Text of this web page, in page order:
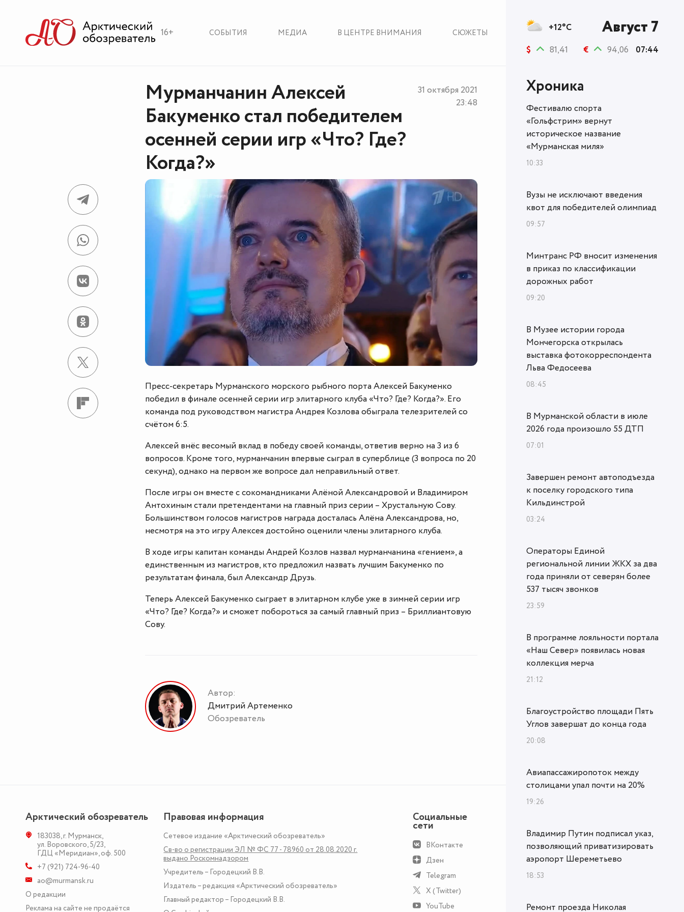
16+ СОБЫТИЯ МЕДИА В ЦЕНТРЕ ВНИМАНИЯ СЮЖЕТЫ
Мурманчанин Алексей
Бакуменко стал победителем
осенней серии игр «Что? Где?
Когда?»
31 октября 2021
23:48
Пресс-секретарь Мурманского морского рыбного порта Алексей Бакуменко
победил в финале осенней серии игр элитарного клуба «Что? Где? Когда?». Его
команда под руководством магистра Андрея Козлова обыграла телезрителей со
счётом 6:5.
Алексей внёс весомый вклад в победу своей команды, ответив верно на 3 из 6
вопросов. Кроме того, мурманчанин впервые сыграл в суперблице (3 вопроса по 20
секунд), однако на первом же вопросе дал неправильный ответ.
После игры он вместе с сокомандниками Алёной Александровой и Владимиром
Антохиным стали претендентами на главный приз серии – Хрустальную Сову.
Большинством голосов магистров награда досталась Алёна Александрова, но,
несмотря на это игру Алексея достойно оценили члены элитарного клуба.
В ходе игры капитан команды Андрей Козлов назвал мурманчанина «гением», а
единственным из магистров, кто предложил назвать лучшим Бакуменко по
результатам финала, был Александр Друзь.
Теперь Алексей Бакуменко сыграет в элитарном клубе уже в зимней серии игр
«Что? Где? Когда?» и сможет побороться за самый главный приз – Бриллиантовую
Сову.
Автор:
Дмитрий Артеменко
Обозреватель
Арктический обозреватель
183038,г. Мурманск,
ул. Воровского, 5/23,
ГДЦ «Меридиан», оф. 500
+7 (921) 724-96-40
ao@murmansk.ru
О редакции
Реклама на сайте не продаётся
Правовая информация
Сетевое издание «Арктический обозреватель»
Св-во о регистрации ЭЛ № ФС 77 - 78960 от 28.08.2020 г.
выдано Роскомнадзором
Учредитель – Городецкий В.В.
Издатель – редакция «Арктический обозреватель»
Главный редактор – Городецкий В.В.
Социальные
сети
ВКонтакте
Дзен
Telegram
X (Twitter)
YouTube
+12°C Август 7
$ 81,41 € 94,06 07:44
Хроника
Фестивалю спорта
«Гольфстрим» вернут
историческое название
«Мурманская миля»
10:33
Вузы не исключают введения
квот для победителей олимпиад
09:57
Минтранс РФ вносит изменения
в приказ по классификации
дорожных работ
09:20
В Музее истории города
Мончегорска открылась
выставка фотокорреспондента
Льва Федосеева
08:45
В Мурманской области в июле
2026 года произошло 55 ДТП
07:01
Завершен ремонт автоподъезда
к поселку городского типа
Кильдинстрой
03:24
Операторы Единой
региональной линии ЖКХ за два
года приняли от северян более
537 тысяч звонков
23:59
В программе лояльности портала
«Наш Север» появилась новая
коллекция мерча
21:12
Благоустройство площади Пять
Углов завершат до конца года
20:08
Авиапассажиропоток между
столицами упал почти на 20%
19:26
Владимир Путин подписал указ,
позволяющий приватизировать
аэропорт Шереметьево
18:53
Ремонт проезда Николая